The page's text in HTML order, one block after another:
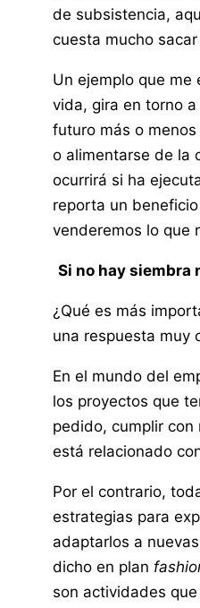
de subsistencia,
cuesta mucho
Un ejemplo que me
vida, gira en torno
futuro más o
o alimentarse de la
ocurrirá si ha
reporta un
venderemos lo que
Si no hay siembra
¿Qué es más
una respuesta muy
En el mundo del
los proyectos que
pedido, cumplir
está relacionado
Por el contrario,
estrategias para
adaptarlos a
dicho en plan
son actividades